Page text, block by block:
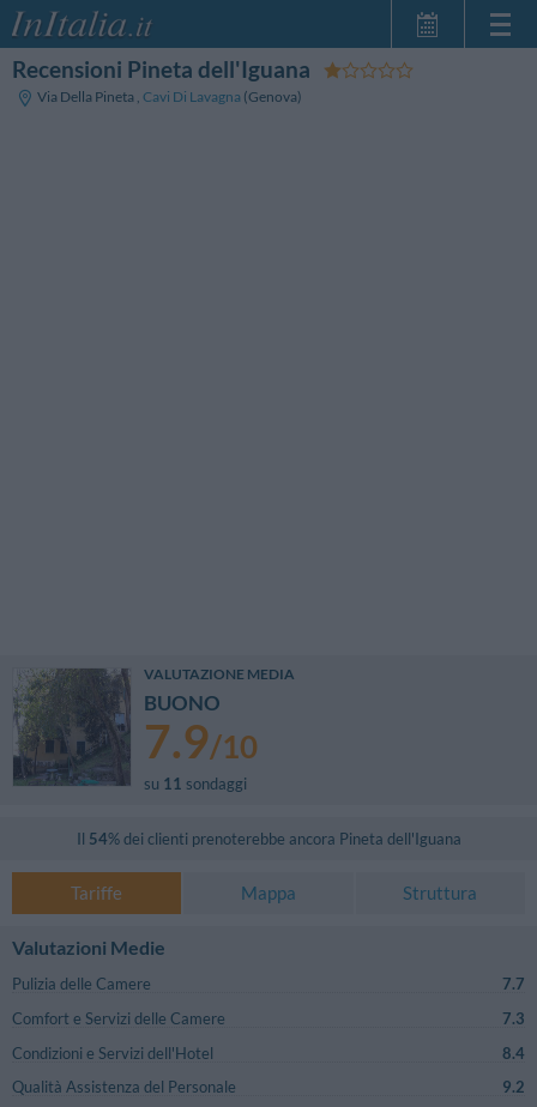
Home Page
Recensioni Pineta dell'Iguana
Via Della Pineta , Cavi Di Lavagna (Genova)
VALUTAZIONE MEDIA
BUONO
7.9/10
su 11 sondaggi
Il 54% dei clienti prenoterebbe ancora Pineta dell'Iguana
Tariffe Mappa Struttura
Valutazioni Medie
Pulizia delle Camere
7.7
Comfort e Servizi delle Camere
7.3
Condizioni e Servizi dell'Hotel
8.4
Qualità Assistenza del Personale
9.2